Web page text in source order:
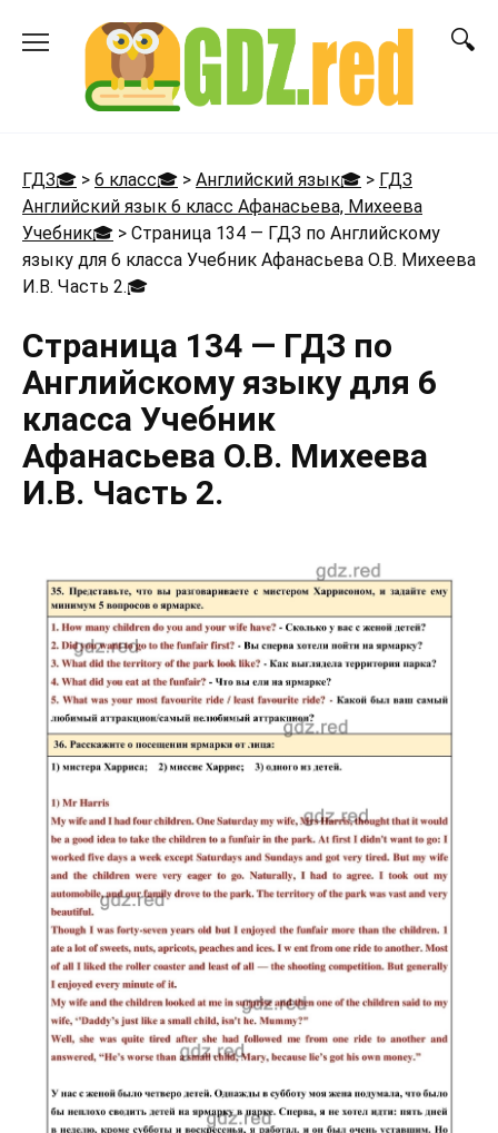
ГДЗ🎓 > 6 класс🎓 > Английский язык🎓 > ГДЗ
Английский язык 6 класс Афанасьева, Михеева
Учебник🎓 > Страница 134 — ГДЗ по Английскому
языку для 6 класса Учебник Афанасьева О.В. Михеева
И.В. Часть 2.🎓
Страница 134 — ГДЗ по
Английскому языку для 6
класса Учебник
Афанасьева О.В. Михеева
И.В. Часть 2.